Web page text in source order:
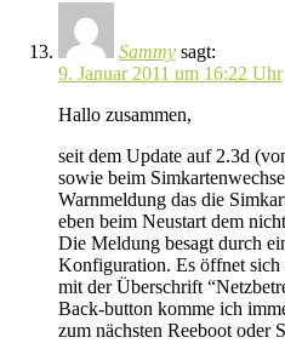
Sammy sagt:
9. Januar 2011 um 16:22 Uhr
Hallo zusammen,
seit dem Update auf 2.3d
sowie beim
Warnmeldung das die
eben beim Neustart dem
Die Meldung besagt durch
Konfiguration. Es öffnet sich
mit der Überschrift
Back-button komme ich
zum nächsten Reeboot oder